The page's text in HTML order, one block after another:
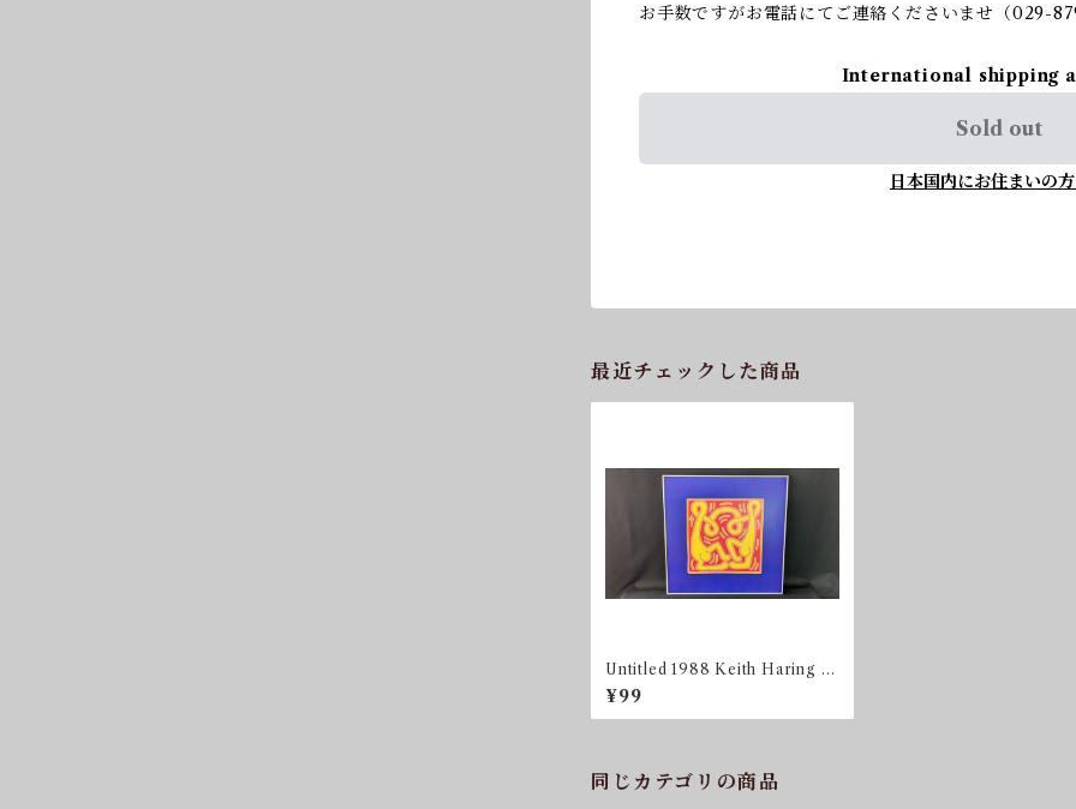
お手数ですがお電話にてご連絡くださいませ（029-
International shipping
Sold out
日本国内にお住まいの
最近チェックした商品
Untitled 1988 Keith Haring A
uthorized by The Estate of K
eith Haring
¥99
同じカテゴリの商品